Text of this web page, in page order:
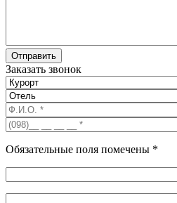
Заказать звонок
Обязательные поля помечены *